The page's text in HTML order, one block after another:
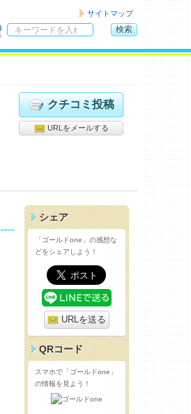
サイトマップ
検索
クチコミ投稿
URLをメールする
シェア
「ゴールドone」の感想な
どをシェアしよう！
URLを送る
QRコード
スマホで「ゴールドone」
の情報を見よう！